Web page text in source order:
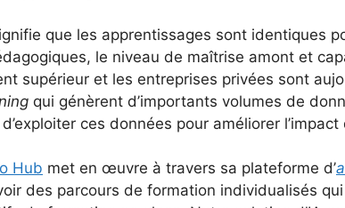
que les apprentissages sont identiques
le niveau de maîtrise amont et
supérieur et les entreprises privées sont
qui génèrent d’importants volumes de
d’exploiter ces données pour améliorer
Hub met en œuvre à travers sa plateforme d’
des parcours de formation individualisés qui